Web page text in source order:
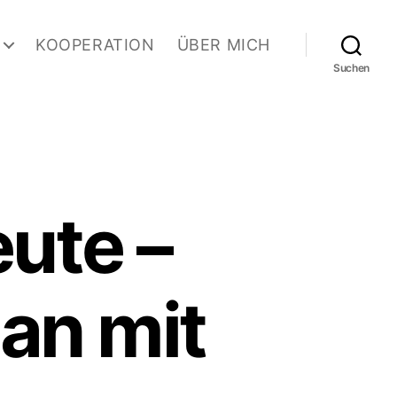
KOOPERATION ÜBER MICH
Suchen
–
mit